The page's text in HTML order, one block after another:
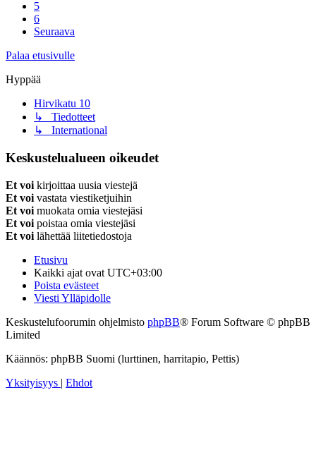
5
6
Seuraava
Palaa etusivulle
Hyppää
Hirvikatu 10
↳ Tiedotteet
↳ International
Keskustelualueen oikeudet
Et voi kirjoittaa uusia viestejä
Et voi vastata viestiketjuihin
Et voi muokata omia viestejäsi
Et voi poistaa omia viestejäsi
Et voi lähettää liitetiedostoja
Etusivu
Kaikki ajat ovat UTC+03:00
Poista evästeet
Viesti Ylläpidolle
Keskustelufoorumin ohjelmisto phpBB® Forum Software © phpBB
Limited
Käännös: phpBB Suomi (lurttinen, harritapio, Pettis)
Yksityisyys | Ehdot